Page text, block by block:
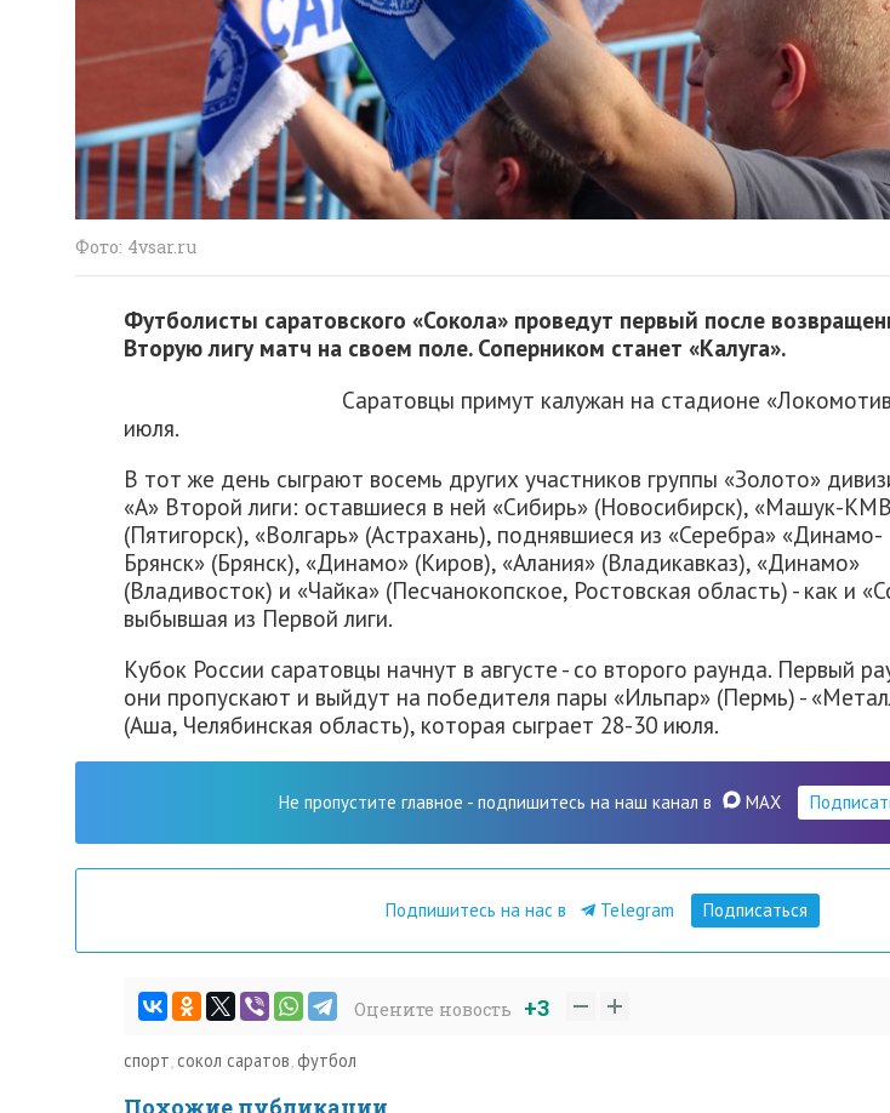
Фото: 4vsar.ru
Футболисты саратовского «Сокола» проведут первый после
Вторую лигу матч на своем поле. Соперником станет «Калуга».
Саратовцы примут калужан на стадионе
июля.
В тот же день сыграют восемь других участников группы «Золото»
«А» Второй лиги: оставшиеся в ней «Сибирь» (Новосибирск), «Машук-
(Пятигорск), «Волгарь» (Астрахань), поднявшиеся из «Серебра» «Динамо-
Брянск» (Брянск), «Динамо» (Киров), «Алания» (Владикавказ), «Динамо»
(Владивосток) и «Чайка» (Песчанокопское, Ростовская область) - как и
выбывшая из Первой лиги.
Кубок России саратовцы начнут в августе - со второго раунда. Первый
они пропускают и выйдут на победителя пары «Ильпар» (Пермь) -
(Аша, Челябинская область), которая сыграет 28-30 июля.
Не пропустите главное - подпишитесь на наш канал в MAX
Подпишитесь на нас в Telegram Подписаться
Оцените новость +3
спорт, сокол саратов,футбол
Похожие публикации